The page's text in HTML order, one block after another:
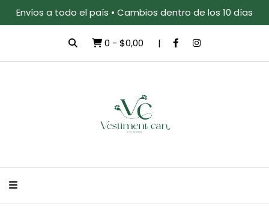
Envíos a todo el país • Cambios dentro de los 10 días
0 - $0,00